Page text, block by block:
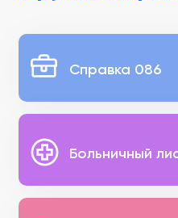
Справка 086
Больничный